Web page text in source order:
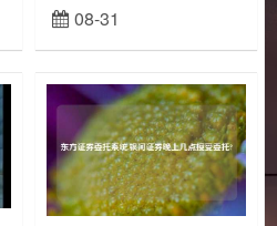
是一种可以交易的物品，所以我
们可以从【拍卖场】中购买得
08-31